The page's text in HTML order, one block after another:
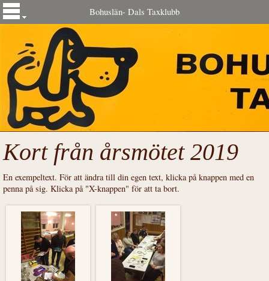
Bohuslän- Dals Taxklubb
Kort från årsmötet 2019
En exempeltext. För att ändra till din egen text, klicka på knappen med en
penna på sig. Klicka på "X-knappen" för att ta bort.